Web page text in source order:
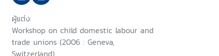
ผู้แต่ง:
Workshop on child domestic labour and
trade unions (2006 : Geneva,